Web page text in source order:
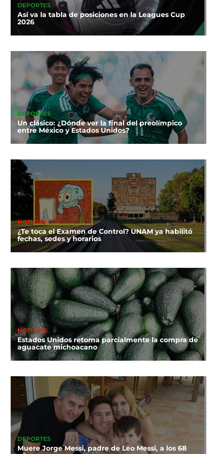
DEPORTES
Así va la tabla de posiciones en la Leagues Cup
2026
DEPORTES
Un clásico: ¿Dónde ver la final del preolímpico
entre México y Estados Unidos?
NOTICIAS
¿Te toca el Examen de Control? UNAM ya habilitó
fechas, sedes y horarios
NOTICIAS
Estados Unidos retoma parcialmente la compra de
aguacate michoacano
DEPORTES
Muere Jorge Messi, padre de Leo Messi, a los 68